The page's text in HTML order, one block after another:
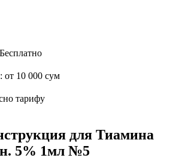
Бесплатно
от 10 000 сум
тарифу
для Тиамина
5% 1мл №5